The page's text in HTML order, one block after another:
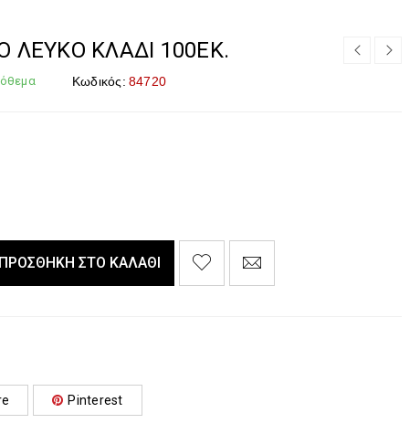
ΛΕΥΚΟ ΚΛΑΔΙ 100ΕΚ.
Κωδικός: 84720
ΠΡΟΣΘΉΚΗ ΣΤΟ ΚΑΛΆΘΙ
Pinterest